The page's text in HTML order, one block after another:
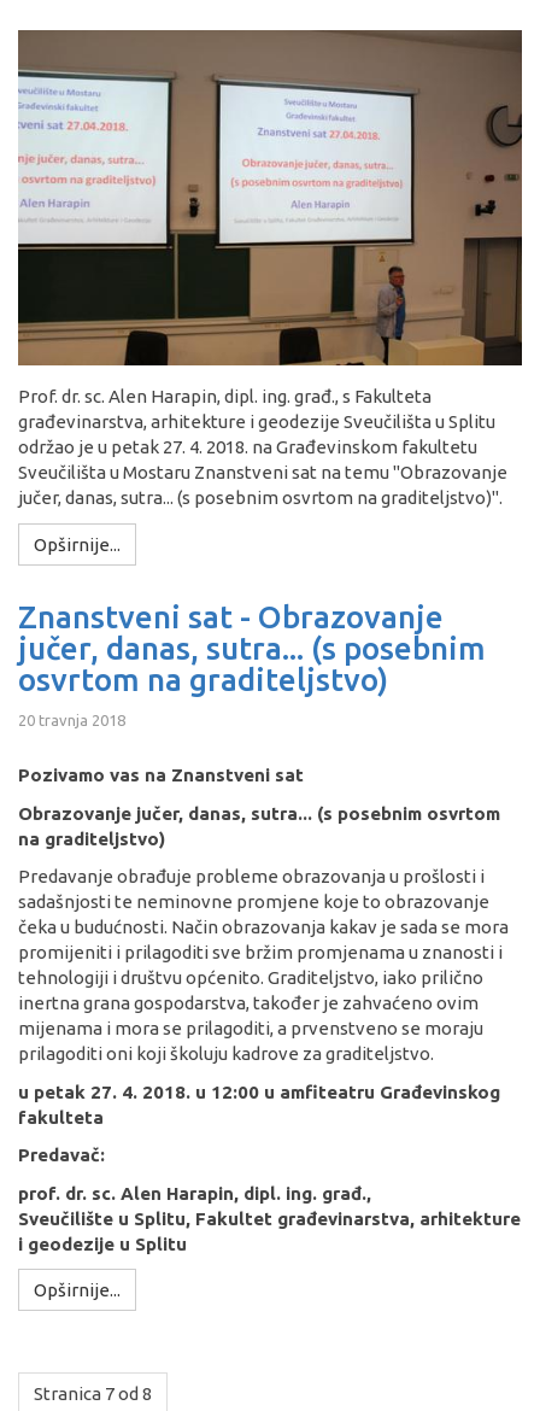
Prof. dr. sc. Alen Harapin, dipl. ing. građ., s Fakulteta
građevinarstva, arhitekture i geodezije Sveučilišta u Splitu
održao je u petak 27. 4. 2018. na Građevinskom fakultetu
Sveučilišta u Mostaru Znanstveni sat na temu "Obrazovanje
jučer, danas, sutra... (s posebnim osvrtom na graditeljstvo)".
Opširnije...
Znanstveni sat - Obrazovanje
jučer, danas, sutra... (s posebnim
osvrtom na graditeljstvo)
20 travnja 2018
Pozivamo vas na Znanstveni sat
Obrazovanje jučer, danas, sutra... (s posebnim osvrtom
na graditeljstvo)
Predavanje obrađuje probleme obrazovanja u prošlosti i
sadašnjosti te neminovne promjene koje to obrazovanje
čeka u budućnosti. Način obrazovanja kakav je sada se mora
promijeniti i prilagoditi sve bržim promjenama u znanosti i
tehnologiji i društvu općenito. Graditeljstvo, iako prilično
inertna grana gospodarstva, također je zahvaćeno ovim
mijenama i mora se prilagoditi, a prvenstveno se moraju
prilagoditi oni koji školuju kadrove za graditeljstvo.
u petak 27. 4. 2018. u 12:00 u amfiteatru Građevinskog
fakulteta
Predavač:
prof. dr. sc. Alen Harapin, dipl. ing. građ.,
Sveučilište u Splitu, Fakultet građevinarstva, arhitekture
i geodezije u Splitu
Opširnije...
Stranica 7 od 8